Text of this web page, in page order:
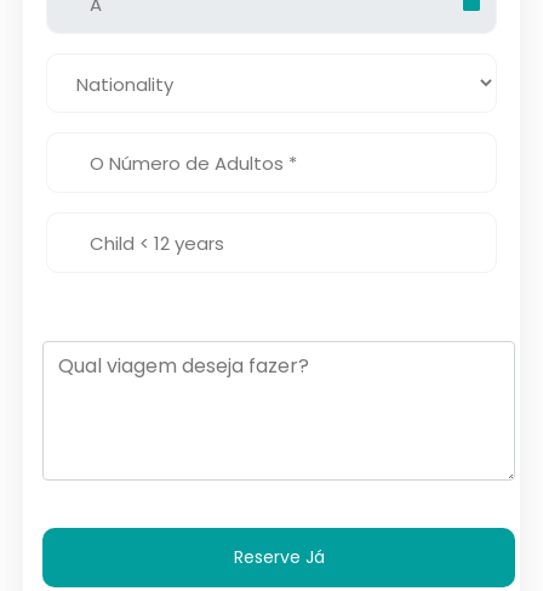
Reserve Já